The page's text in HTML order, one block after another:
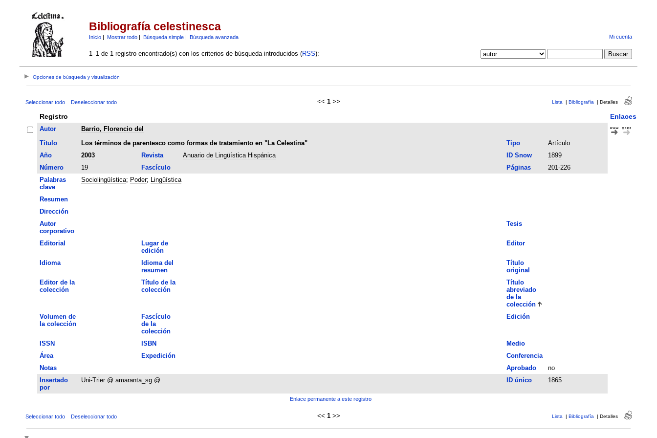
Bibliografía celestinesca
Inicio| Mostrar todo| Búsqueda simple| Búsqueda avanzada Mi cuenta
1–1 de 1 registro encontrado(s) con los criterios de búsqueda introducidos (RSS):
Opciones de búsqueda y visualización
Seleccionar todo Deseleccionar todo << 1 >> Lista | Bibliografía | Detalles
Registro Enlaces
Autor
Barrio, Florencio del
Título
Los términos de parentesco como formas de tratamiento en "La Celestina" Tipo
Artículo
Año
2003 Revista Anuario de Lingüística Hispánica ID Snow
1899
Número
19 Fascículo Páginas
201-226
Palabras
clave
Sociolingüística; Poder; Lingüística
Resumen
Dirección
Autor
corporativo
Tesis
Editorial
Lugar de
edición
Editor
Idioma
Idioma del
resumen
Título
original
Editor de la
colección
Título de la
colección
Título
abreviado
de la
colección
Volumen de
la colección
Fascículo
de la
colección
Edición
ISSN ISBN
Medio
Área
Expedición
Conferencia
Notas
Aprobado
no
Insertado
por
Uni-Trier @ amaranta_sg @ ID único 1865
Enlace permanente a este registro
Seleccionar todo Deseleccionar todo << 1 >> Lista | Bibliografía | Detalles